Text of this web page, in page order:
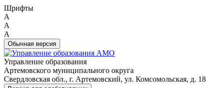
Шрифты
A
A
A
Обычная версия
Управление образования
Артемовского муниципального округа
Свердловская обл., г. Артемовский, ул. Комсомольская, д. 18